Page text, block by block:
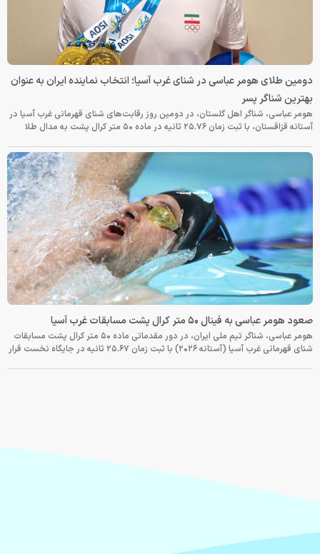
دومین طلای هومر عباسی در شنای غرب آسیا؛ انتخاب نماینده ایران به عنوان
بهترین شناگر پسر
هومر عباسی، شناگر اهل گلستان، در دومین روز رقابت‌های شنای قهرمانی غرب آسیا در
آستانه قزاقستان، با ثبت زمان ۲۵.۷۶ ثانیه در ماده ۵۰ متر کرال پشت به مدال طلا
صعود هومر عباسی به فینال ۵۰ متر کرال پشت مسابقات غرب آسیا
هومر عباسی، شناگر تیم ملی ایران، در دور مقدماتی ماده ۵۰ متر کرال پشت مسابقات
شنای قهرمانی غرب آسیا (آستانه ۲۰۲۶) با ثبت زمان ۲۵.۶۷ ثانیه در جایگاه نخست قرار